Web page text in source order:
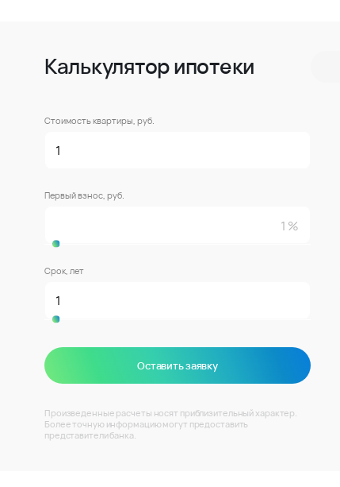
Калькулятор ипотеки
Стоимость квартиры, руб.
Первый взнос, руб.
Срок, лет
Оставить заявку
Произведенные расчеты носят приблизительный характер.
Более точную информацию могут предоставить
представители банка.